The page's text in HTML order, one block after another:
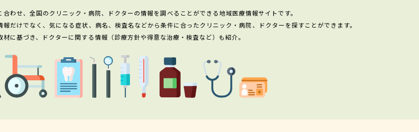
わせ、全国のクリニック・病院、ドクターの情報を調べることができる地域医療情報サイトです。
だけでなく、気になる症状、病名、検査名などから条件に合ったクリニック・病院、ドクターを探すことができます。
に基づき、ドクターに関する情報（診療方針や得意な治療・検査など）も紹介。